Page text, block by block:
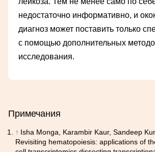
недостаточно информативно, и
диагноз может поставить только
с помощью дополнительных
исследования.
Примечания
↑ Isha Monga, Karambir Kaur, Sandeep
Revisiting hematopoiesis: applications of